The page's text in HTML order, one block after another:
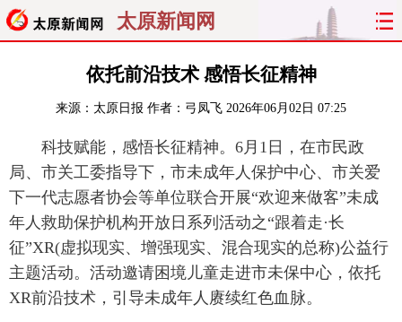
太原新闻网
聚焦 太原
经济 关注 文明 出行
纵横 曝光 综合 专题
旅游 理财 政务 教育
看天下 晋月读 最太原 网罗民生
太原日报 太原晚报 热评
依托前沿技术 感悟长征精神
来源： 太原日报 作者：弓凤飞 2026年06月02日 07:25
科技赋能，感悟长征精神。6月1日，在市民政
局、市关工委指导下，市未成年人保护中心、市关爱
下一代志愿者协会等单位联合开展“欢迎来做客”未成
年人救助保护机构开放日系列活动之“跟着走·长
征”XR(虚拟现实、增强现实、混合现实的总称)公益行
主题活动。活动邀请困境儿童走进市未保中心，依托
XR前沿技术，引导未成年人赓续红色血脉。